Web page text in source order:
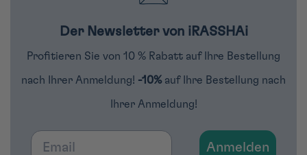
Der Newsletter von iRASSHAi
Profitieren Sie von 10 % Rabatt auf Ihre Bestellung
nach Ihrer Anmeldung! -10% auf Ihre Bestellung nach
Ihrer Anmeldung!
Email
Anmelden